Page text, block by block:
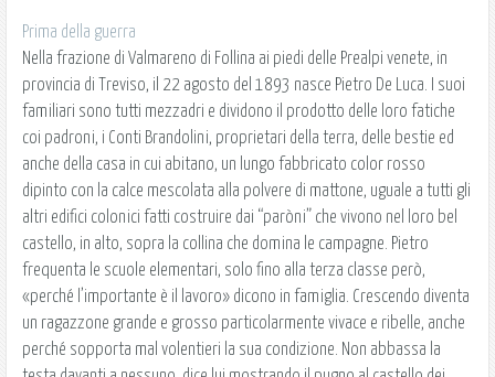
Prima della guerra
Nella frazione di Valmareno di Follina ai piedi delle Prealpi venete, in
provincia di Treviso, il 22 agosto del 1893 nasce Pietro De Luca. I suoi
familiari sono tutti mezzadri e dividono il prodotto delle loro fatiche
coi padroni, i Conti Brandolini, proprietari della terra, delle bestie ed
anche della casa in cui abitano, un lungo fabbricato color rosso
dipinto con la calce mescolata alla polvere di mattone, uguale a tutti gli
altri edifici colonici fatti costruire dai “paròni” che vivono nel loro bel
castello, in alto, sopra la collina che domina le campagne. Pietro
frequenta le scuole elementari, solo fino alla terza classe però,
«perché l’importante è il lavoro» dicono in famiglia. Crescendo diventa
un ragazzone grande e grosso particolarmente vivace e ribelle, anche
perché sopporta mal volentieri la sua condizione. Non abbassa la